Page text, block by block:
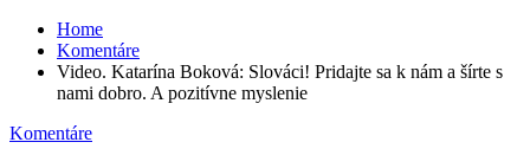
Home
Komentáre
Video. Katarína Boková: Slováci! Pridajte sa k nám a šírte s
nami dobro. A pozitívne myslenie
Komentáre